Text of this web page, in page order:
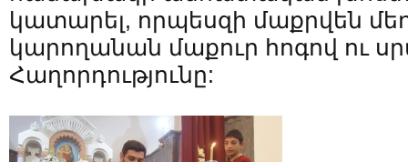
կատարել, որպեսզի մաքրվեն
կարողանան մաքուր հոգով ու
Հաղորդությունը: